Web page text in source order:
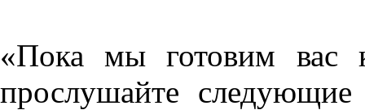
«Пока мы готовим вас
прослушайте